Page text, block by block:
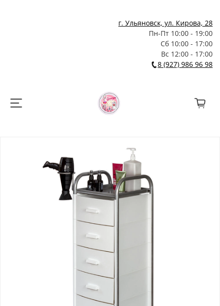
г. Ульяновск, ул. Кирова, 28
Пн-Пт 10:00 - 19:00
Сб 10:00 - 17:00
Вс 12:00 - 17:00
8 (927) 986 96 98